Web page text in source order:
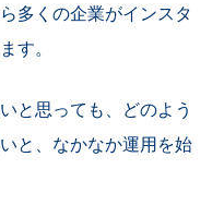
多くの企業がインスタ
す。
と思っても、どのよう
と、なかなか運用を始